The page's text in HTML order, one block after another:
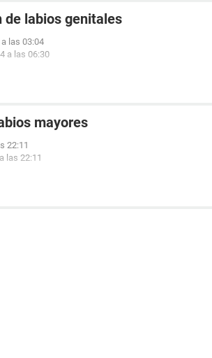
de labios genitales
las 03:04
a las 06:30
mayores
22:11
las 22:11